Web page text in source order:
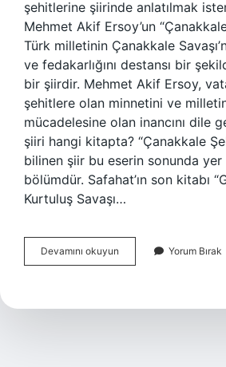
şehitlerine şiirinde anlatılmak
Mehmet Akif Ersoy’un
Türk milletinin Çanakkale
ve fedakarlığını destansı bir
bir şiirdir. Mehmet Akif Ersoy,
şehitlere olan minnetini ve
mücadelesine olan inancını dile
şiiri hangi kitapta? “Çanakkale
bilinen şiir bu eserin sonunda
bölümdür. Safahat’ın son kitabı
Kurtuluş Savaşı…
Devamını okuyun Çanakkale
Şehitlerine
Hangi
Yorum Bırak